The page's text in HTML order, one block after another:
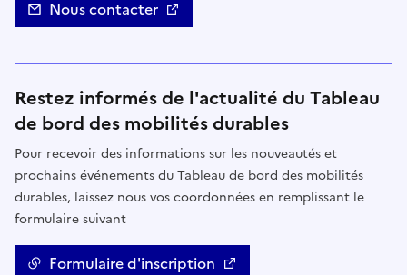
Nous contacter
Restez informés de l'actualité du Tableau
de bord des mobilités durables
Pour recevoir des informations sur les nouveautés et
prochains événements du Tableau de bord des mobilités
durables, laissez nous vos coordonnées en remplissant le
formulaire suivant
Formulaire d'inscription